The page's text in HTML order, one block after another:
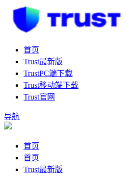
首页
Trust最新版
TrustPC端下载
Trust移动端下载
Trust官网
导航
首页
首页
Trust最新版